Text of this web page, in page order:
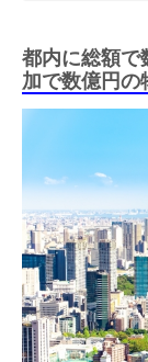
都内に総額で
加で数億円の